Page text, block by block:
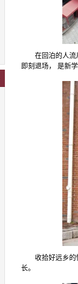
在回泊的人
即刻退场， 是新
收拾好远乡
长。